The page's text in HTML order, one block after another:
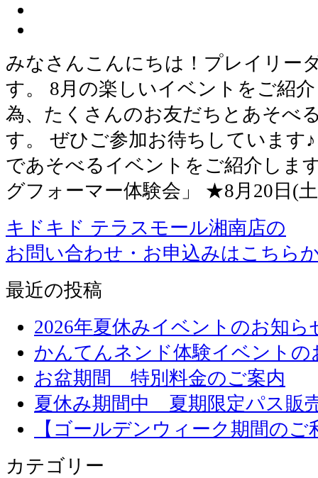
みなさんこんにちは！プレイリー
す。 8月の楽しいイベントをご紹
為、たくさんのお友だちとあそべ
す。 ぜひご参加お待ちしています
であそべるイベントをご紹介しま
グフォーマー体験会」 ★8月20日(
キドキド テラスモール湘南店の
お問い合わせ・お申込みはこちら
最近の投稿
2026年夏休みイベントのお知
かんてんネンド体験イベント
お盆期間 特別料金のご案内
夏休み期間中 夏期限定パス販
【ゴールデンウィーク期間の
カテゴリー